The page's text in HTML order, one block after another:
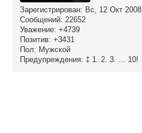
Зарегистрирован: Вс, 12 Окт 2008
Сообщений: 22652
Уважение: +4739
Позитив: +3431
Пол: Мужской
Предупреждения: ‡ 1. 2. 3. ... 10!